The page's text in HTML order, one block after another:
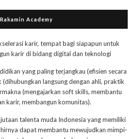
Rakamin Academy
karir, tempat bagi siapapun untuk
karir di bidang digital dan teknologi
yang paling terjangkau (efisien secara
langsung dengan ahli, praktik
(mengajarkan soft skills, membantu
karir, membangun komunitas).
talenta muda Indonesia yang memiliki
dapat membantu mewujudkan mimpi-